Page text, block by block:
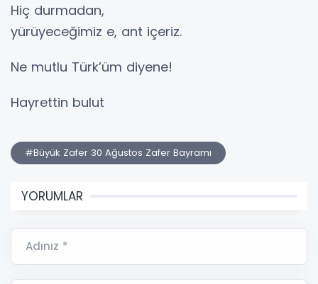
Hiç durmadan,
yürüyeceğimiz e, ant içeriz.
Ne mutlu Türk’üm diyene!
Hayrettin bulut
#Büyük Zafer 30 Ağustos Zafer Bayramı
YORUMLAR
Adınız *